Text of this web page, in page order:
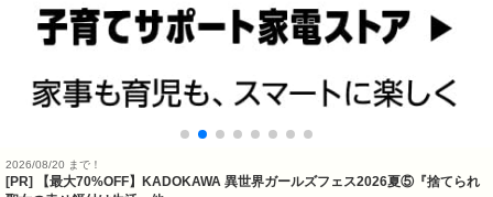
2026/08/20 まで！
[PR] 【最大70%OFF】KADOKAWA 異世界ガールズフェス2026夏⑤『捨てられ